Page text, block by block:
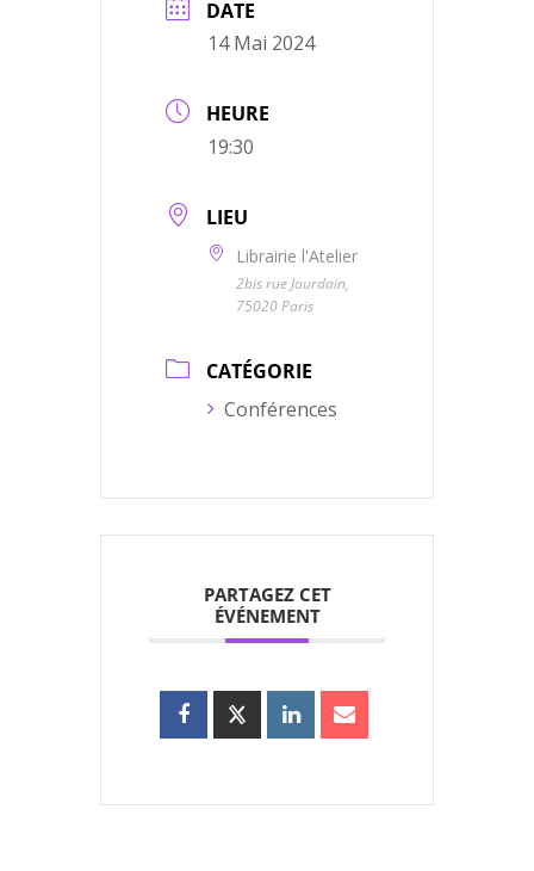
DATE
14 Mai 2024
HEURE
19:30
LIEU
Librairie l'Atelier
2bis rue Jourdain,
75020 Paris
CATÉGORIE
Conférences
PARTAGEZ CET
ÉVÉNEMENT